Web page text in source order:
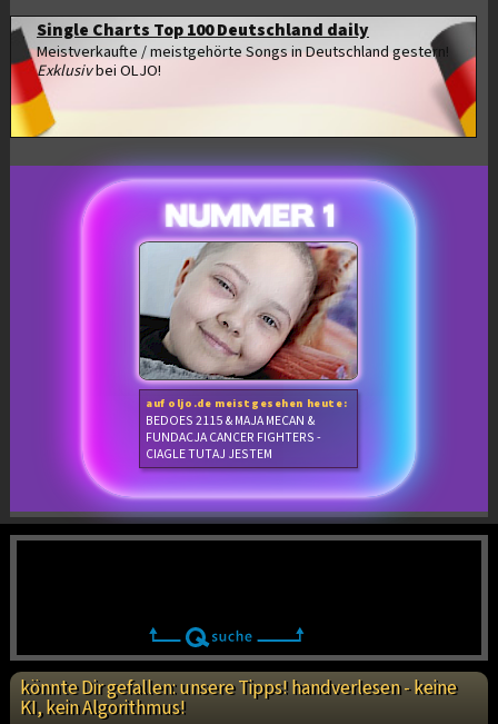
Single Charts Top 100 Deutschland daily
Meistverkaufte / meistgehörte Songs in Deutschland gestern!
Exklusivbei OLJO!
auf oljo.de meistgesehen heute:
BEDOES 2115 & MAJA MECAN &
FUNDACJA CANCER FIGHTERS -
CIAGLE TUTAJ JESTEM
könnte Dir gefallen: unsere Tipps! handverlesen - keine
KI, kein Algorithmus!